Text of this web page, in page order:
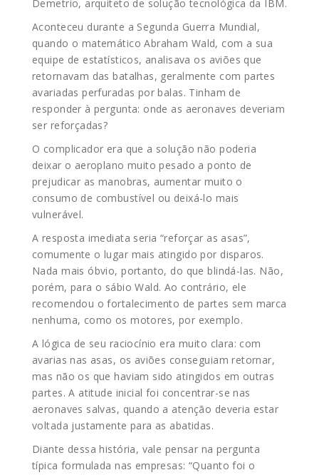
Demetrio, arquiteto de solução tecnológica da IBM.
Aconteceu durante a Segunda Guerra Mundial,
quando o matemático Abraham Wald, com a sua
equipe de estatísticos, analisava os aviões que
retornavam das batalhas, geralmente com partes
avariadas perfuradas por balas. Tinham de
responder à pergunta: onde as aeronaves deveriam
ser reforçadas?
O complicador era que a solução não poderia
deixar o aeroplano muito pesado a ponto de
prejudicar as manobras, aumentar muito o
consumo de combustível ou deixá-lo mais
vulnerável.
A resposta imediata seria “reforçar as asas”,
comumente o lugar mais atingido por disparos.
Nada mais óbvio, portanto, do que blindá-las. Não,
porém, para o sábio Wald. Ao contrário, ele
recomendou o fortalecimento de partes sem marca
nenhuma, como os motores, por exemplo.
A lógica de seu raciocínio era muito clara: com
avarias nas asas, os aviões conseguiam retornar,
mas não os que haviam sido atingidos em outras
partes. A atitude inicial foi concentrar-se nas
aeronaves salvas, quando a atenção deveria estar
voltada justamente para as abatidas.
Diante dessa história, vale pensar na pergunta
típica formulada nas empresas: “Quanto foi o